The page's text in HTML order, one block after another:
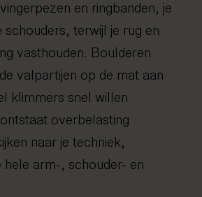
en ringbanden, je
schouders, terwijl je rug en
vasthouden. Boulderen
valpartijen op de mat aan
klimmers snel willen
overbelasting
naar je techniek,
hele arm-, schouder- en